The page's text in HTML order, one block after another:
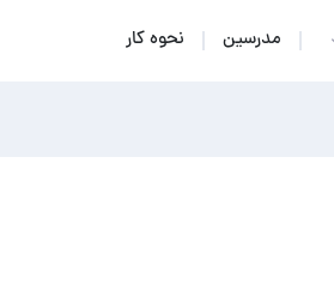
مدرسین نحوه کار